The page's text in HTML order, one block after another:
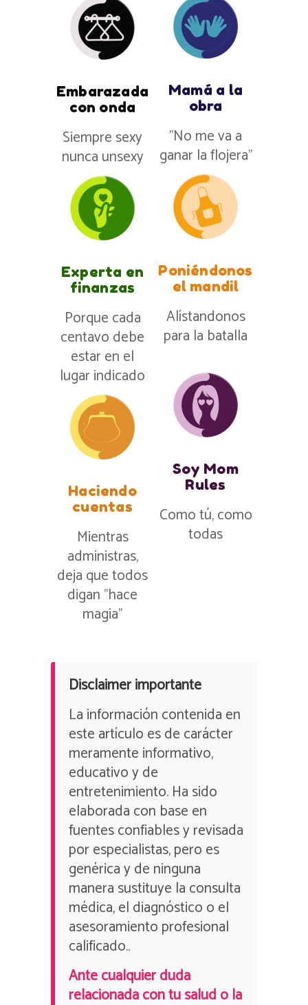
Embarazada
con onda
Siempre sexy
nunca unsexy
Experta en
finanzas
Porque cada
centavo debe
estar en el
lugar indicado
Haciendo
cuentas
Mientras
administras,
deja que todos
digan ”hace
magia”
Mamá a la
obra
”No me va a
ganar la flojera”
Poniéndonos
el mandil
Alístandonos
para la batalla
Soy Mom
Rules
Como tú, como
todas
Disclaimer importante
La información contenida en
este artículo es de carácter
meramente informativo,
educativo y de
entretenimiento. Ha sido
elaborada con base en
fuentes confiables y revisada
por especialistas, pero es
genérica y de ninguna
manera sustituye la consulta
médica, el diagnóstico o el
asesoramiento profesional
calificado..
Ante cualquier duda
relacionada con tu salud o la